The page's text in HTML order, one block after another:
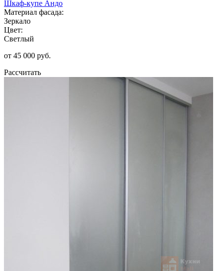
Шкаф-купе Андо
Материал фасада:
Зеркало
Цвет:
Светлый
от 45 000 руб.
Рассчитать